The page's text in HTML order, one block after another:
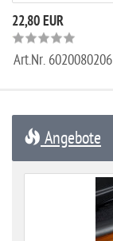
22,80 EUR
Art.Nr. 6020080206
Angebote